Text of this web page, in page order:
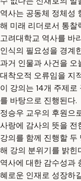
역사는 공동체 정체성
해 미래 리더로서 통찰
고려대학교 역사를 바
인식의 필요성을 경계
과거 인물과 사건을
대착오적 오류임을 지
이 강의는 14개 주제
를 바탕으로 진행된다.
정승우 교우의 후원으
사랑에 감사의 뜻을 전
강의를 함께 진행할
해 강의 분위기를 밝힌
역사에 대한 감수성과
혜로운 인재로 성장하